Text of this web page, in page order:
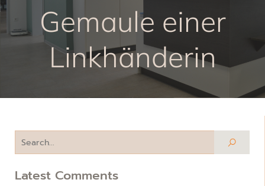
Gemaule einer
Linkhänderin
Latest Comments